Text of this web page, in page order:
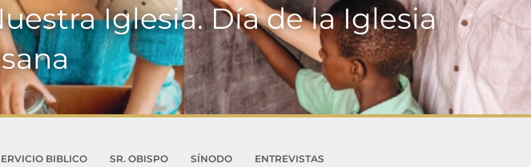
Iglesia. Día de la Iglesia
BIBLICO SR. OBISPO SÍNODO
ENTREVISTAS